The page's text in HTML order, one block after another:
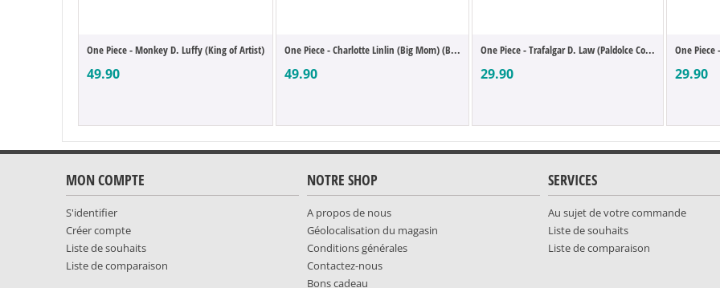
One Piece - Monkey D. Luffy (King of Artist)
49.90
One Piece - Charlotte Linlin (Big Mom) (B...
49.90
One Piece - Trafalgar D. Law (Paldolce Co...
29.90
One Piece
29.90
MON COMPTE
S'identifier
Créer compte
Liste de souhaits
Liste de comparaison
NOTRE SHOP
A propos de nous
Géolocalisation du magasin
Conditions générales
Contactez-nous
Bons cadeau
SERVICES
Au sujet de votre commande
Liste de souhaits
Liste de comparaison